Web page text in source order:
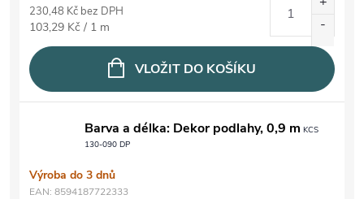
230,48 Kč bez DPH
Měrná cena:
103,29 Kč / 1 m
VLOŽIT DO KOŠÍKU
Barva a délka: Dekor podlahy, 0,9 m KCS
130-090 DP
Výroba do 3 dnů
EAN: 8594187722333